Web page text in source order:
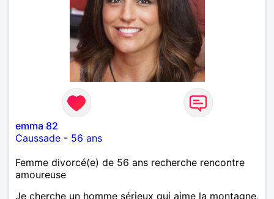
emma 82
Caussade - 56 ans
Femme divorcé(e) de 56 ans recherche rencontre
amoureuse
Je cherche un homme sérieux qui aime la montagne,